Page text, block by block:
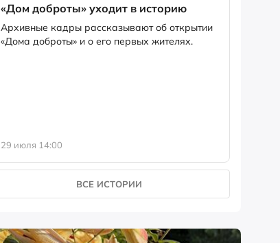
«Дом доброты» уходит в историю
Архивные кадры рассказывают об открытии
«Дома доброты» и о его первых жителях.
29 июля 14:00
ВСЕ ИСТОРИИ